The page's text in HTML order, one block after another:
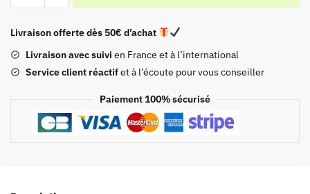
Livraison offerte dès 50€ d’achat
Livraison avec suivi en France et à l’international
Service client réactifet à l’écoute pour vous conseiller
Paiement 100% sécurisé